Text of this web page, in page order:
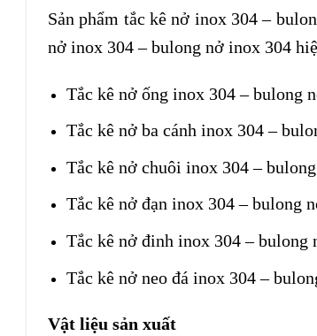
Sản phẩm tắc kê nở inox 304 –
nở inox 304 – bulong nở inox 304
Tắc kê nở ống inox 304 – bulong
Tắc kê nở ba cánh inox 304 –
Tắc kê nở chuôi inox 304 –
Tắc kê nở đạn inox 304 – bulong
Tắc kê nở đinh inox 304 – bulong
Tắc kê nở neo đá inox 304 –
Vật liệu sản xuất